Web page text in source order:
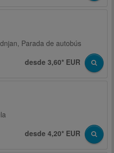
Parada de autobús
desde 3,60* EUR
desde 4,20* EUR